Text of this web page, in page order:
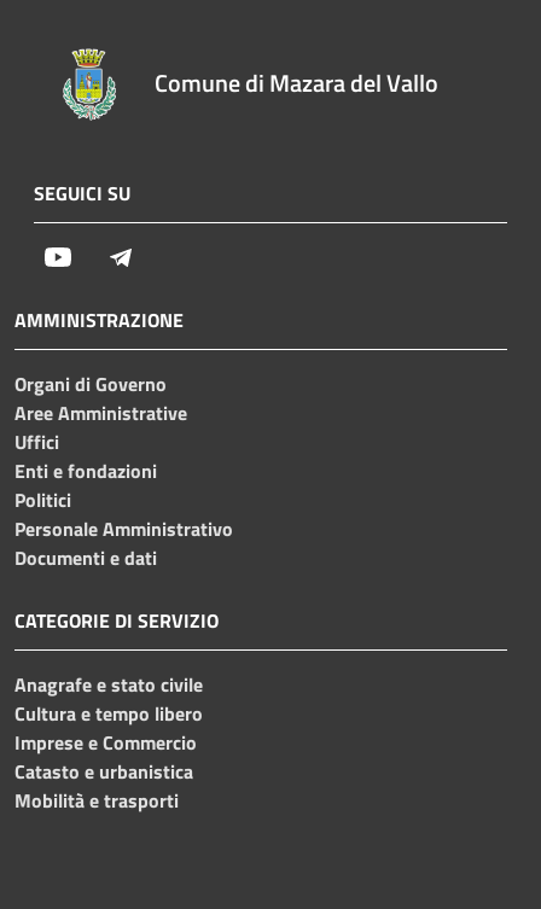
Comune di Mazara del Vallo
SEGUICI SU
Youtube
AMMINISTRAZIONE
Organi di Governo
Aree Amministrative
Uffici
Enti e fondazioni
Politici
Personale Amministrativo
Documenti e dati
CATEGORIE DI SERVIZIO
Anagrafe e stato civile
Cultura e tempo libero
Imprese e Commercio
Catasto e urbanistica
Mobilità e trasporti